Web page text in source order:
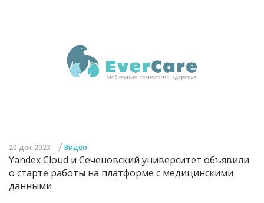
20 дек 2023 / Видео
Yandex Cloud и Сеченовский университет объявили
о старте работы на платформе с медицинскими
данными